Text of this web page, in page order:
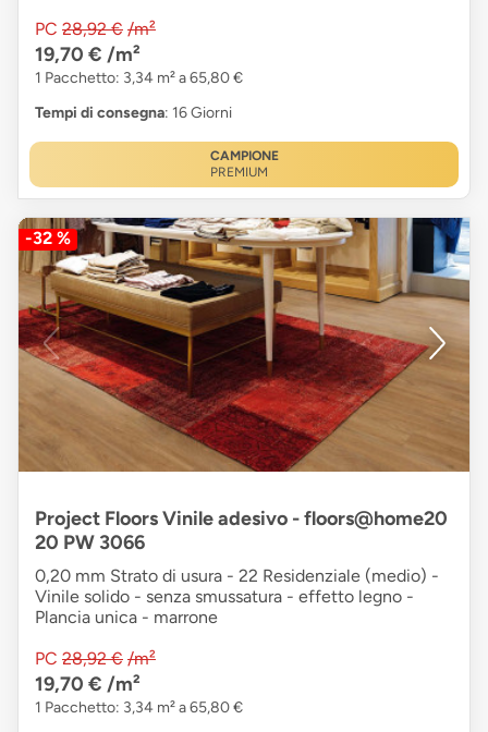
PC 28,92 € /m²
19,70 € /m²
1 Pacchetto: 3,34 m² a 65,80 €
Tempi di consegna: 16 Giorni
CAMPIONE
PREMIUM
-32 %
Project Floors Vinile adesivo - floors@home20
20 PW 3066
0,20 mm Strato di usura - 22 Residenziale (medio) -
Vinile solido - senza smussatura - effetto legno -
Plancia unica - marrone
PC 28,92 € /m²
19,70 € /m²
1 Pacchetto: 3,34 m² a 65,80 €